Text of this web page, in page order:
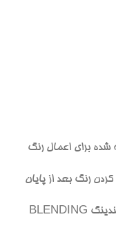
براي اعمال رنگ
رنگ بعد از پايان
پارچه مخصوص سفارشي جهت عمل بلندينگ BLENDING